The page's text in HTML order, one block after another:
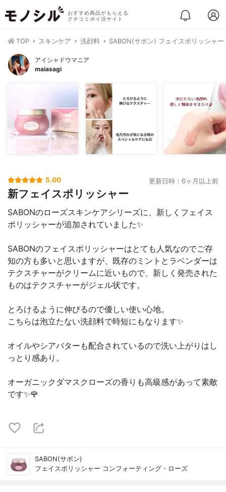
おすすめ商品がもらえる
クチコミポイ活サイト
TOP スキンケア 洗顔料 SABON(サボン) フェイスポリッシャ
アイシャドウマニア
maiasagi
5.00 更新日時：6ヶ月以上前
新フェイスポリッシャー
SABONのローズスキンケアシリーズに、新しくフェイス
ポリッシャーが追加されていました✨
SABONのフェイスポリッシャーはとても人気なのでご存
知の方も多いと思いますが、既存のミントとラベンダーは
テクスチャーがクリームに近いもので、新しく発売された
ものはテクスチャーがジェル状です。
とろけるように伸びるので優しい使い心地。
こちらは泡立たない洗顔料で時短にもなります✨
オイルやシアバターも配合されているので洗い上がりはし
っとり感あり。
オーガニックダマスクローズの香りも高級感があって素敵
です✨🌹
SABON(サボン)
フェイスポリッシャー コンフォーティング・ローズ